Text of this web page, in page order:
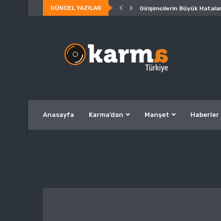
GÜNCEL YAZILAR Girişimcilerin Büyük
Anasayfa Karma’dan Manşet Haberler